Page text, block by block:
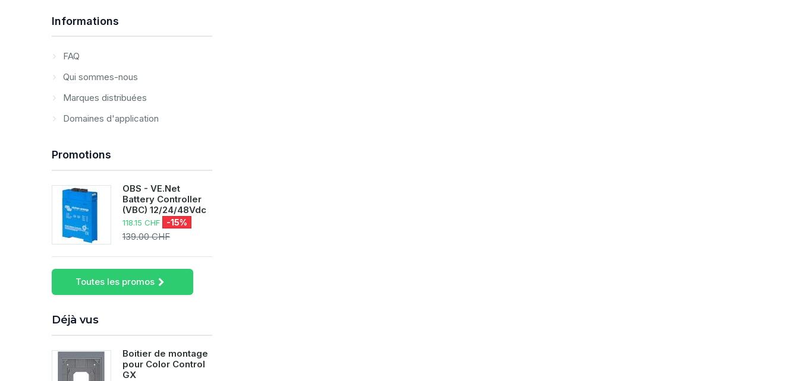
Informations
FAQ
Qui sommes-nous
Marques distribuées
Domaines d'application
Promotions
OBS - VE.Net
Battery Controller
(VBC) 12/24/48Vdc
118.15 CHF -15%
139.00 CHF
Toutes les promos
Déjà vus
Boitier de montage
pour Color Control
GX